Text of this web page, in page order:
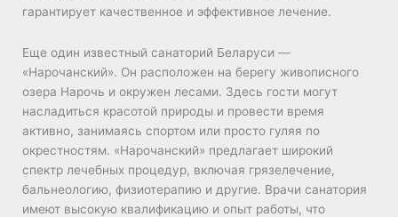
гарантирует качественное и эффективное лечение.
Еще один известный санаторий Беларуси —
«Нарочанский». Он расположен на берегу живописного
озера Нарочь и окружен лесами. Здесь гости могут
насладиться красотой природы и провести время
активно, занимаясь спортом или просто гуляя по
окрестностям. «Нарочанский» предлагает широкий
спектр лечебных процедур, включая грязелечение,
бальнеологию, физиотерапию и другие. Врачи санатория
имеют высокую квалификацию и опыт работы, что